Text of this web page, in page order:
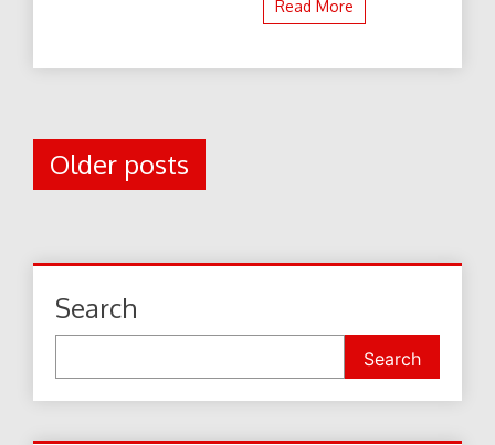
Read More
Posts
Older posts
Search
Search